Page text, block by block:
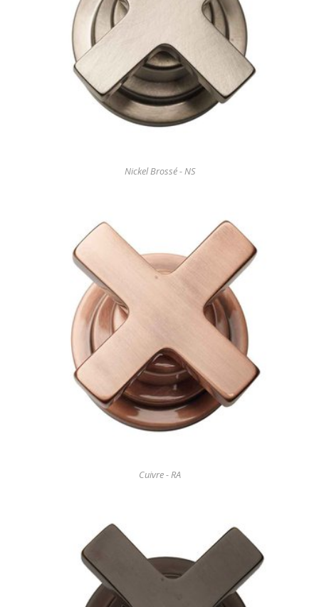
Nickel Brossé - NS
Cuivre - RA